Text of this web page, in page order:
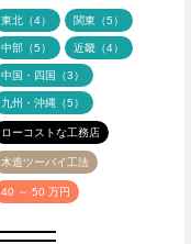
東北（4） 関東（5）
中部（5） 近畿（4）
中国・四国（3）
九州・沖縄（5）
ローコストな工務店
木造ツーバイ工法
40 ～ 50 万円